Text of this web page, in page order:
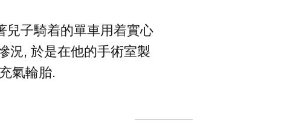
兒子騎着的單車用着實心
況, 於是在他的手術室製
氣輪胎.